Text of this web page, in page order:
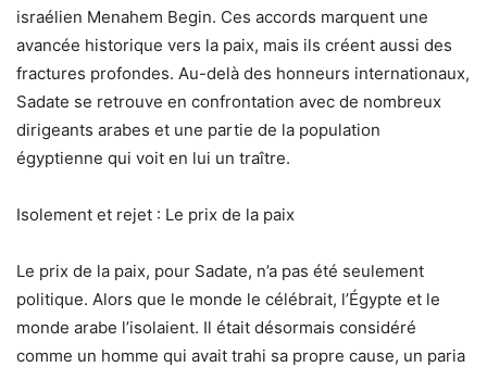
israélien Menahem Begin. Ces accords marquent une
avancée historique vers la paix, mais ils créent aussi des
fractures profondes. Au-delà des honneurs internationaux,
Sadate se retrouve en confrontation avec de nombreux
dirigeants arabes et une partie de la population
égyptienne qui voit en lui un traître.
Isolement et rejet : Le prix de la paix
Le prix de la paix, pour Sadate, n’a pas été seulement
politique. Alors que le monde le célébrait, l’Égypte et le
monde arabe l’isolaient. Il était désormais considéré
comme un homme qui avait trahi sa propre cause, un paria